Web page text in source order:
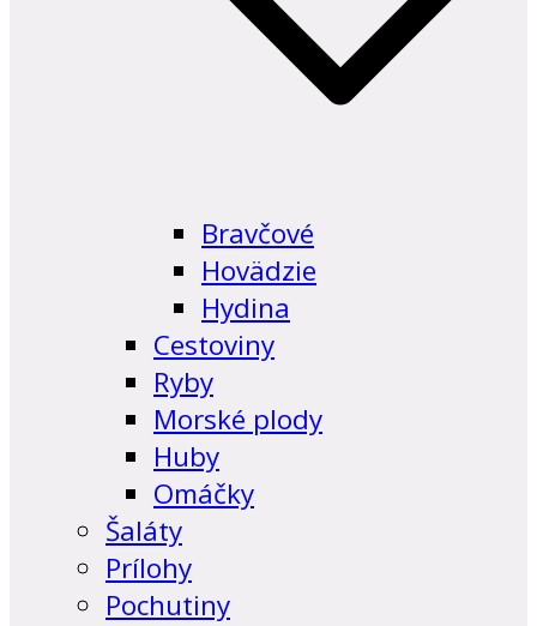
Bravčové
Hovädzie
Hydina
Cestoviny
Ryby
Morské plody
Huby
Omáčky
Šaláty
Prílohy
Pochutiny